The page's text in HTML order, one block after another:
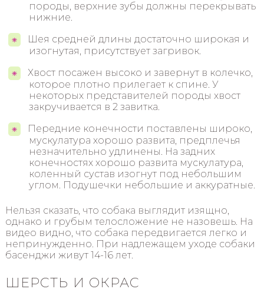
породы, верхние зубы должны перекрывать
нижние.
Шея средней длины достаточно широкая и
изогнутая, присутствует загривок.
Хвост посажен высоко и завернут в колечко,
которое плотно прилегает к спине. У
некоторых представителей породы хвост
закручивается в 2 завитка.
Передние конечности поставлены широко,
мускулатура хорошо развита, предплечья
незначительно удлинены. На задних
конечностях хорошо развита мускулатура,
коленный сустав изогнут под небольшим
углом. Подушечки небольшие и аккуратные.
Нельзя сказать, что собака выглядит изящно,
однако и грубым телосложение не назовешь. На
видео видно, что собака передвигается легко и
непринужденно. При надлежащем уходе собаки
басенджи живут 14-16 лет.
ШЕРСТЬ И ОКРАС